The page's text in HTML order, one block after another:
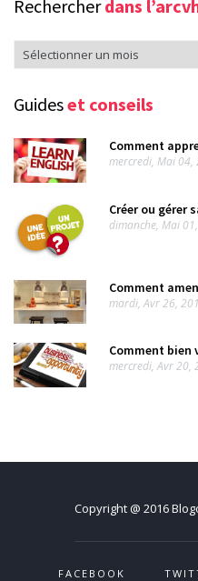
Rechercherdans
Rechercher
dans
Guideset conseils
Comment
mercredi, Mai 04,
Créer ou gérer
dimanche, Mai
Comment
mardi, Avr 26,
Comment bien
mercredi, Avr 20,
Copyright @ 2016
FACEBOOK